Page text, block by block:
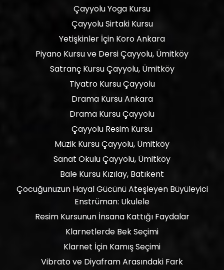
Çayyolu Yoga Kursu
Çayyolu Sirtaki Kursu
Yetişkinler İçin Koro Ankara
Piyano Kursu ve Dersi Çayyolu, Ümitköy
Satranç Kursu Çayyolu, Ümitköy
Tiyatro Kursu Çayyolu
Drama Kursu Ankara
Drama Kursu Çayyolu
Çayyolu Resim Kursu
Müzik Kursu Çayyolu, Ümitköy
Sanat Okulu Çayyolu, Ümitköy
Bale Kursu Kızılay, Batıkent
Çocuğunuzun Hayal Gücünü Ateşleyen Büyüleyici
Enstrüman: Ukulele
Resim Kursunun İnsana Kattığı Faydalar
Klarnetlerde Bek Seçimi
Klarnet İçin Kamış Seçimi
Vibrato ve Diyafram Arasındaki Fark